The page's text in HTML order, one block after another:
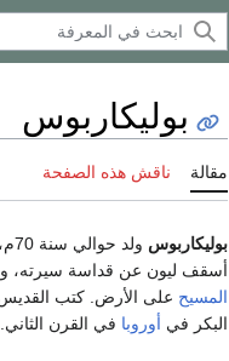
بوليكاربوس
مقالة ناقش هذه الصفحة
بوليكاربوس
أسقف ليون عن قداسة سيرته،
المسيح على الأرض. كتب
البكر في أوروبا في القرن الثاني.